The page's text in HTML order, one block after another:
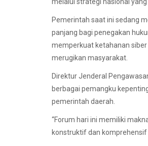
Pemerintah saat ini sedang
panjang bagi penegakan
memperkuat ketahanan
merugikan masyarakat.
Direktur Jenderal
berbagai pemangku
pemerintah daerah.
“Forum hari ini memiliki
konstruktif dan komprehensif